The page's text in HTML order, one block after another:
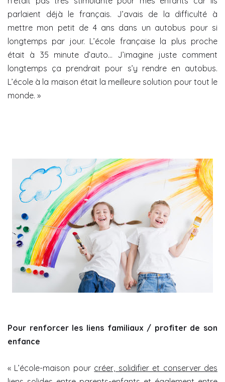
parlaient déjà le français. J’avais de la difficulté à
mettre mon petit de 4 ans dans un autobus pour si
longtemps par jour. L’école française la plus proche
était à 35 minute d’auto… J’imagine juste comment
longtemps ça prendrait pour s’y rendre en autobus.
L’école à la maison était la meilleure solution pour tout le
monde. »
Pour renforcer les liens familiaux / profiter de son
enfance
« L’école-maison pour créer, solidifier et conserver des